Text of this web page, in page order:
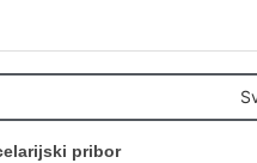
pribor